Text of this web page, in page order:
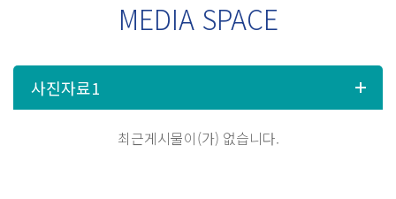
MEDIA SPACE
최근게시물이(가) 없습니다.